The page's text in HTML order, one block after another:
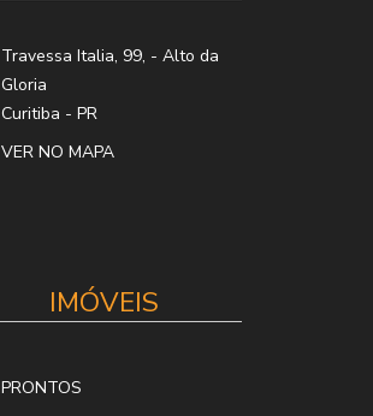
Travessa Italia, 99, - Alto da
Gloria
Curitiba - PR
VER NO MAPA
IMÓVEIS
PRONTOS